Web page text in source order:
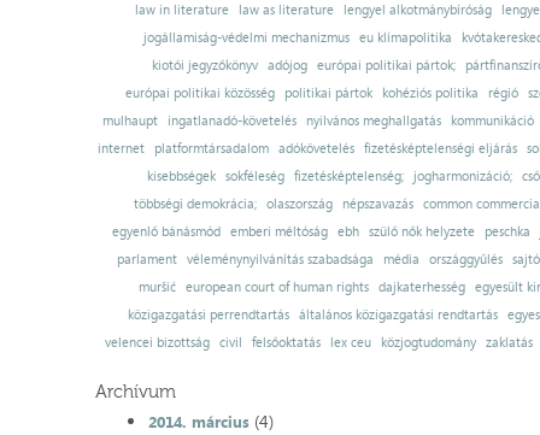
law in literature
law as literature lengyel alkotmánybíróság
jogállamiság-védelmi mechanizmus
eu klímapolitika
kiotói jegyzőkönyv adójog európai politikai pártok;
európai politikai közösség
politikai pártok kohéziós politika régió
mulhaupt
ingatlanadó-követelés nyilvános meghallgatás
kommunikáció
internet
platformtársadalom adókövetelés fizetésképtelenségi eljárás
kisebbségek sokféleség fizetésképtelenség; jogharmonizáció;
többségi demokrácia; olaszország népszavazás common
egyenlő bánásmód emberi méltóság ebh szülő nők helyzete
peschka
parlament
véleménynyilvánítás szabadsága média országgyűlés
muršić
european court of human rights dajkaterhesség
egyesült
közigazgatási perrendtartás
általános közigazgatási rendtartás
velencei bizottság
civil felsőoktatás lex ceu közjogtudomány zaklatás
Archívum
2014. március(4)